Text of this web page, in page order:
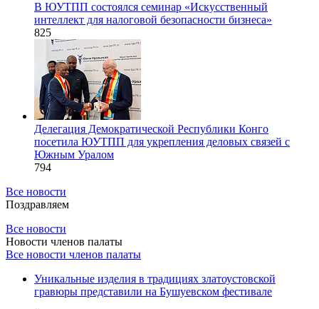
В ЮУТПП состоялся семинар «Искусственный
интеллект для налоговой безопасности бизнеса»
825
Делегация Демократической Республики Конго
посетила ЮУТПП для укрепления деловых связей с
Южным Уралом
794
Все новости
Поздравляем
Все новости
Новости членов палаты
Все новости членов палаты
Уникальные изделия в традициях златоустовской
гравюры представили на Бушуевском фестивале